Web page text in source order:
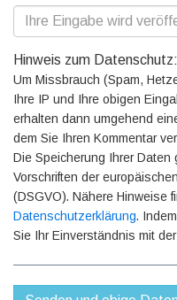
Hinweis zum Datenschutz:
Um Missbrauch (Spam,
Ihre IP und Ihre obigen
erhalten dann umgehend
dem Sie Ihren Kommentar
Die Speicherung Ihrer
Vorschriften der
(DSGVO). Nähere Hinweise
Datenschutzerklärung.
Sie Ihr Einverständnis mit